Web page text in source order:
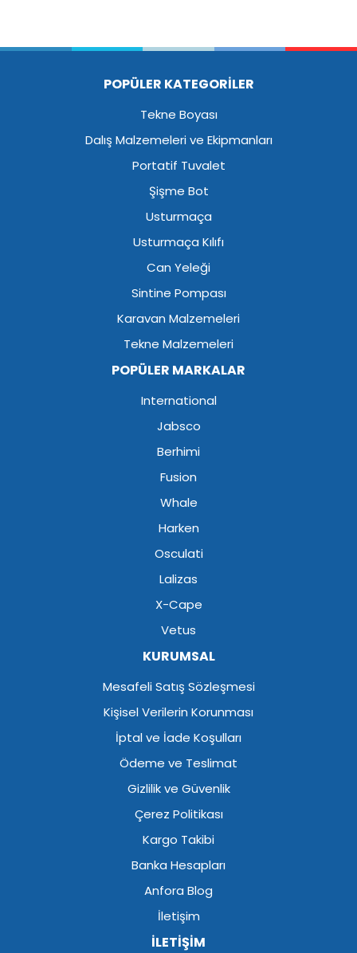
POPÜLER KATEGORİLER
Tekne Boyası
Dalış Malzemeleri ve Ekipmanları
Portatif Tuvalet
Şişme Bot
Usturmaça
Usturmaça Kılıfı
Can Yeleği
Sintine Pompası
Karavan Malzemeleri
Tekne Malzemeleri
POPÜLER MARKALAR
International
Jabsco
Berhimi
Fusion
Whale
Harken
Osculati
Lalizas
X-Cape
Vetus
KURUMSAL
Mesafeli Satış Sözleşmesi
Kişisel Verilerin Korunması
İptal ve İade Koşulları
Ödeme ve Teslimat
Gizlilik ve Güvenlik
Çerez Politikası
Kargo Takibi
Banka Hesapları
Anfora Blog
İletişim
İLETİŞİM